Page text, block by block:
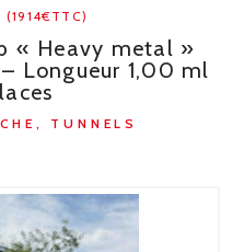
(1914€TTC)
« Heavy metal »
Longueur 1,00 ml
TUNNELS